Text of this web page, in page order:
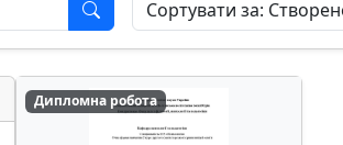
Дипломна робота